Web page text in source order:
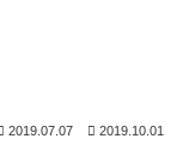
2019.07.07 2019.10.01